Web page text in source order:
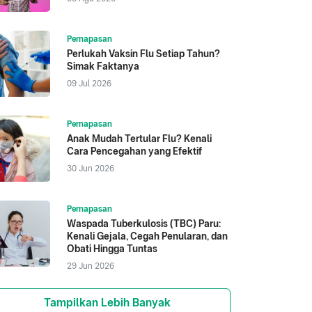
Pernapasan
Perlukah Vaksin Flu Setiap Tahun?
Simak Faktanya
09 Jul 2026
Pernapasan
Anak Mudah Tertular Flu? Kenali
Cara Pencegahan yang Efektif
30 Jun 2026
Pernapasan
Waspada Tuberkulosis (TBC) Paru:
Kenali Gejala, Cegah Penularan, dan
Obati Hingga Tuntas
29 Jun 2026
Tampilkan Lebih Banyak